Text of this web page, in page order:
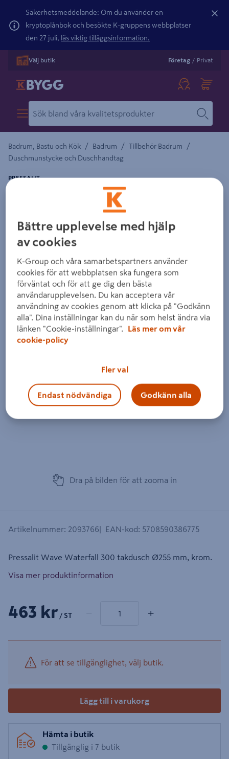
Säkerhetsmeddelande: Om du använder en
kryptoplånbok och besökte K-gruppens webbplatser
den 27 juli, läs viktig tilläggsinformation.
Välj butik Företag / Privat
Badrum, Bastu och Kök / Badrum / Tillbehör Badrum /
Duschmunstycke och Duschhandtag
TAKSIL PRESSALIT WAVE 300 UNIVERSAL,
PRESSALIT
Detaljerad beskrivning finns i produktbeskrivningsområdet
Dra på bilden för att zooma in
Artikelnummer: 2093766 EAN-kod: 5708590386775
Pressalit Wave Waterfall 300 takdusch Ø255 mm, krom.
Visa mer produktinformation
463 kr / ST − +
För att se tillgänglighet, välj butik.
Lägg till i varukorg
Hämta i butik
Tillgänglig i 7 butik
Bättre upplevelse med hjälp
av cookies
K-Group och våra samarbetspartners använder
cookies för att webbplatsen ska fungera som
förväntat och för att ge dig den bästa
användarupplevelsen. Du kan acceptera vår
användning av cookies genom att klicka på "Godkänn
alla". Dina inställningar kan du när som helst ändra via
länken "Cookie-inställningar".
Läs mer om vår
cookie-policy
Fler val
Endast nödvändiga Godkänn alla